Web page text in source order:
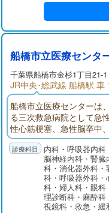
船橋市立医療センタ
千葉県船橋市金杉1丁目21-1
JR中央･総武線 船橋駅 車
船橋市立医療センターは
る三次救急病院として急
性心筋梗塞、急性脳卒中
ど超急性期治療が必要な
の一貫した診療を提供し
濃い医療サービス、さ
病床、そして在宅療養
行できるよう取り組んで
内科・呼吸器内科
脳神経内科・腎
科・消化器外科
科・呼吸器外科・
科・婦人科・眼
理診断科・麻酔
視鏡科・救急・緩